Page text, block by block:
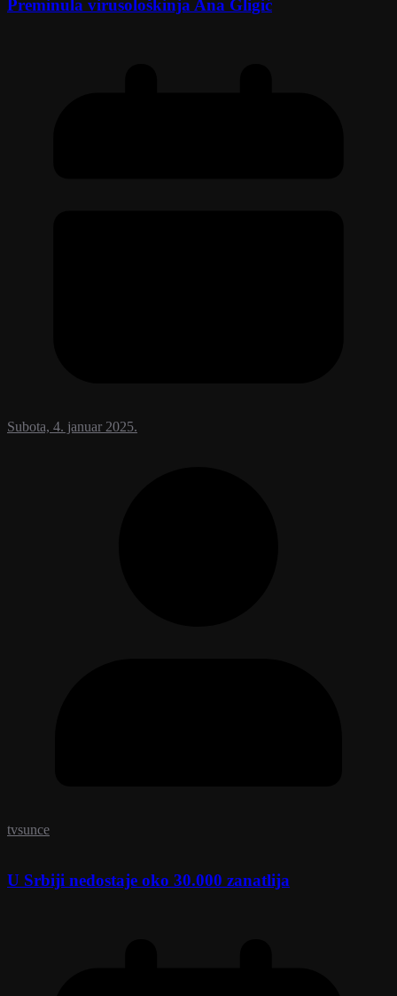
Preminula virusološkinja Ana Gligić
Subota, 4. januar 2025.
tvsunce
U Srbiji nedostaje oko 30.000 zanatlija